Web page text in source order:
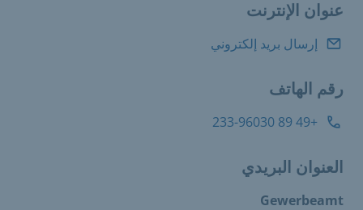
عنوان الإنترنت
إرسال بريد إلكتروني
رقم الهاتف
+49 89 233-96030
العنوان البريدي
Gewerbeamt